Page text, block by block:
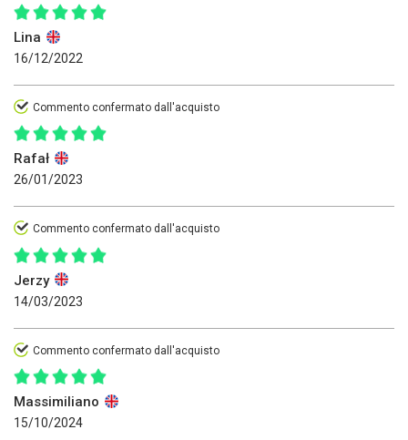
Lina
16/12/2022
Commento confermato dall'acquisto
Rafał
26/01/2023
Commento confermato dall'acquisto
Jerzy
14/03/2023
Commento confermato dall'acquisto
Massimiliano
15/10/2024